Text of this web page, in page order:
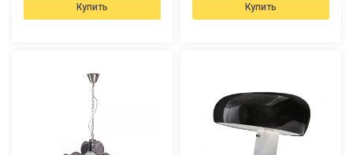
Купить Купить